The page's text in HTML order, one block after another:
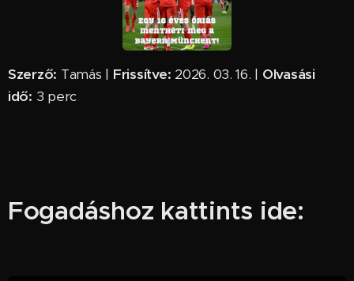
Szerző: Tamás | Frissítve: 2026. 03. 16. | Olvasási
idő: 3 perc ✅
Fogadáshoz kattints ide: